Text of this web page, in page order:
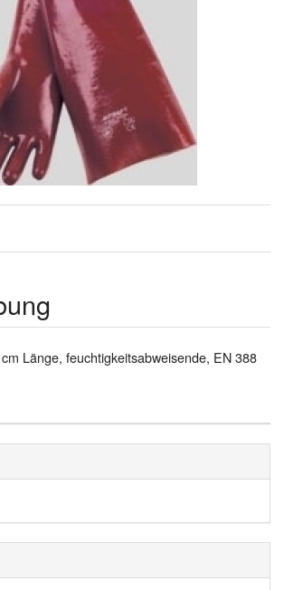
Länge, feuchtigkeitsabweisende, EN 388